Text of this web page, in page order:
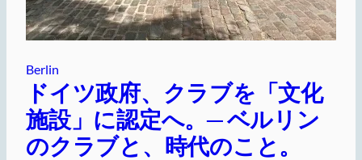
Berlin
ドイツ政府、クラブを「文化
施設」に認定へ。─ ベルリン
のクラブと、時代のこと。